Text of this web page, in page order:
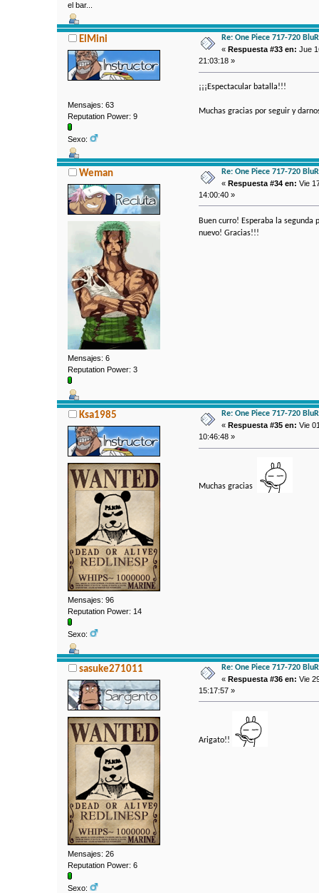
el bar...
ElMini
Mensajes: 63
Reputation Power: 9
Sexo:
Re: One Piece 717-720
« Respuesta #33 en: Jue
21:03:18 »
¡¡¡Espectacular batalla!!!
Muchas gracias por seguir y
Weman
Mensajes: 6
Reputation Power: 3
Re: One Piece 717-720
«Respuesta #34 en: Vie
14:00:40 »
Buen curro! Esperaba la segunda
nuevo! Gracias!!!
Ksa1985
Mensajes: 96
Reputation Power: 14
Sexo:
Re: One Piece 717-720
« Respuesta #35 en: Vie
10:46:48 »
Muchas gracias
sasuke271011
Mensajes: 26
Reputation Power: 6
Sexo:
Re: One Piece 717-720
«Respuesta #36 en: Vie
15:17:57 »
Arigato!!